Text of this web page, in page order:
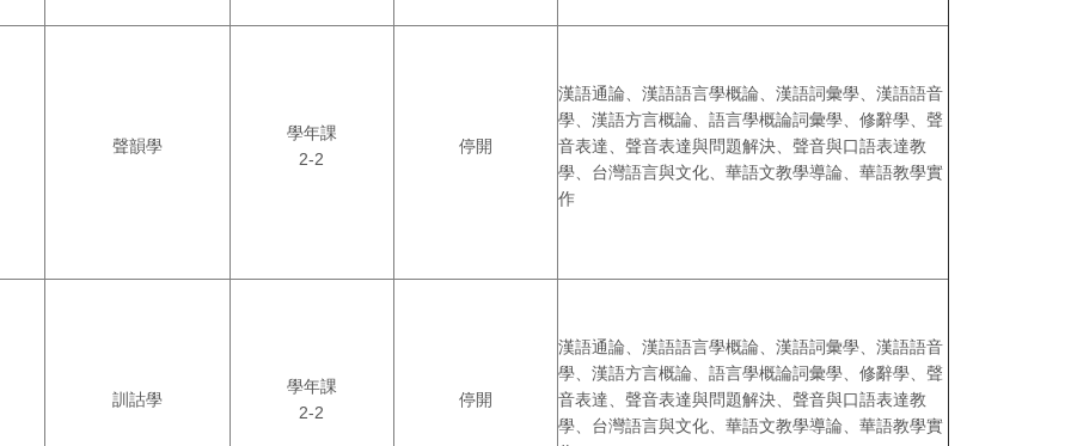
聲韻學
學年課
2-2
停開
漢語通論、漢語語言學概論、漢語詞彙學、漢語語音
學、漢語方言概論、語言學概論詞彙學、修辭學、聲
音表達、聲音表達與問題解決、聲音與口語表達教
學、台灣語言與文化、華語文教學導論、華語教學實
作
訓詁學
學年課
2-2
停開
漢語通論、漢語語言學概論、漢語詞彙學、漢語語音
學、漢語方言概論、語言學概論詞彙學、修辭學、聲
音表達、聲音表達與問題解決、聲音與口語表達教
學、台灣語言與文化、華語文教學導論、華語教學實